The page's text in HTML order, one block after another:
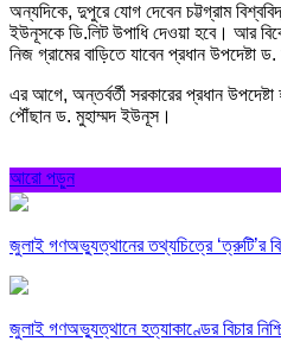
অন্যদিকে, দুপুরে যোগ দেবেন চট্টগ্রাম
ইউনূসকে ডি.লিট উপাধি দেওয়া হবে। আর
নিজ গ্রামের বাড়িতে যাবেন প্রধান উপদেষ্টা
এর আগে, অন্তর্বর্তী সরকারের প্রধান
পৌঁছান ড. মুহাম্মদ ইউনূস।
আরো পড়ুন
জুলাই গণঅভ্যুত্থানের তথ্যচিত্রে ‘ত্রুটি’র
জুলাই গণঅভ্যুত্থানে হত্যাকাণ্ডের বিচার